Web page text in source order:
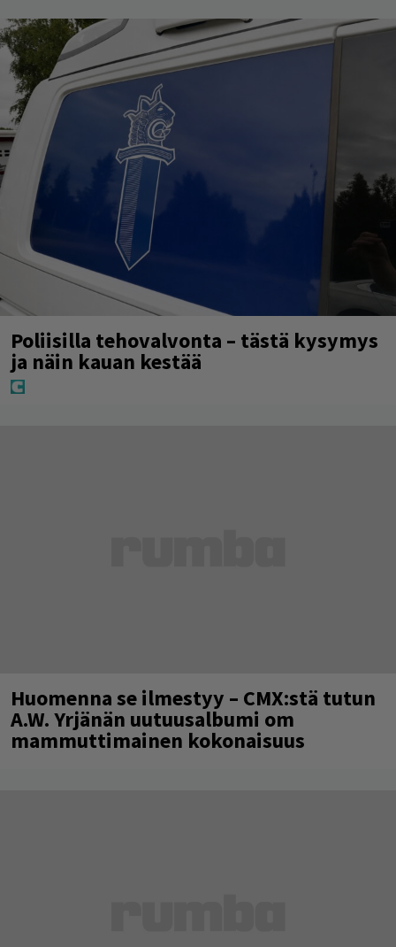
Poliisilla tehovalvonta – tästä kysymys
ja näin kauan kestää
Huomenna se ilmestyy – CMX:stä tutun
A.W. Yrjänän uutuusalbumi om
mammuttimainen kokonaisuus